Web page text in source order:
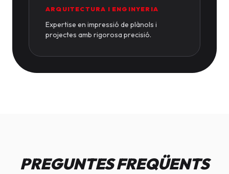
ARQUITECTURA I ENGINYERIA
Expertise en impressió de plànols i
projectes amb rigorosa precisió.
PREGUNTES FREQÜENTS